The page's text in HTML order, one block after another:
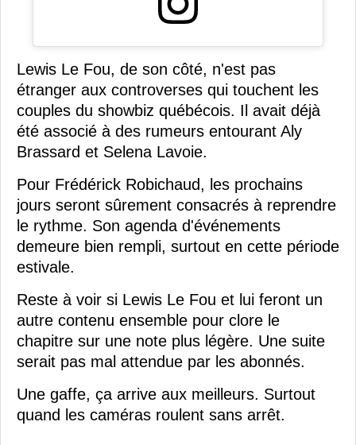
Lewis Le Fou, de son côté, n'est pas
étranger aux controverses qui touchent les
couples du showbiz québécois. Il avait déjà
été associé à des rumeurs entourant Aly
Brassard et Selena Lavoie.
Pour Frédérick Robichaud, les prochains
jours seront sûrement consacrés à reprendre
le rythme. Son agenda d'événements
demeure bien rempli, surtout en cette période
estivale.
Reste à voir si Lewis Le Fou et lui feront un
autre contenu ensemble pour clore le
chapitre sur une note plus légère. Une suite
serait pas mal attendue par les abonnés.
Une gaffe, ça arrive aux meilleurs. Surtout
quand les caméras roulent sans arrêt.